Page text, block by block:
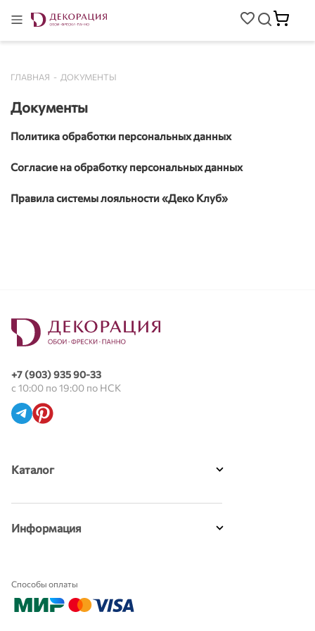
ГЛАВНАЯ - ДОКУМЕНТЫ
Документы
Политика обработки персональных данных
Согласие на обработку персональных данных
Правила системы лояльности «Деко Клуб»
+7 (903) 935 90-33
с 10:00 по 19:00 по НСК
Каталог
Информация
Способы оплаты